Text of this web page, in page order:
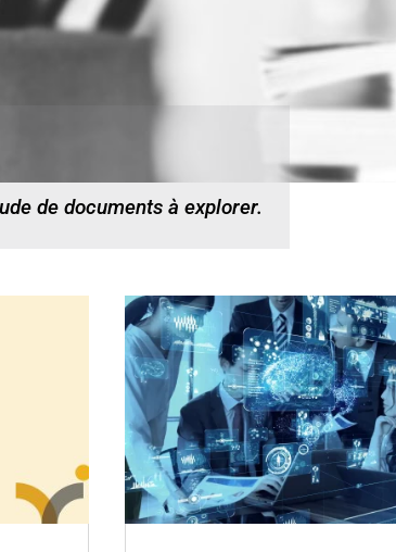
de documents à explorer.